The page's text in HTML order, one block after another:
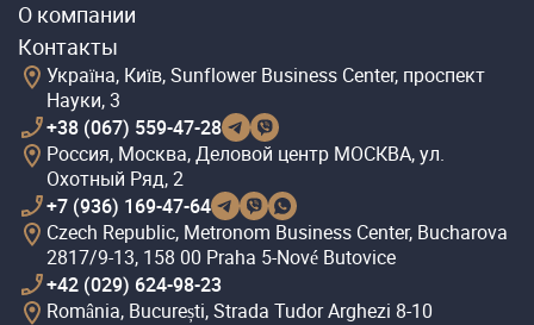
О компании
Контакты
Україна, Київ, Sunflower Business Center, проспект
Науки, 3
+38 (067) 559-47-28
Россия, Москва, Деловой центр МОСКВА, ул.
Охотный Ряд, 2
+7 (936) 169-47-64
Czech Republic, Metronom Business Center, Bucharova
2817/9-13, 158 00 Praha 5-Nové Butovice
+42 (029) 624-98-23
România, București, Strada Tudor Arghezi 8-10